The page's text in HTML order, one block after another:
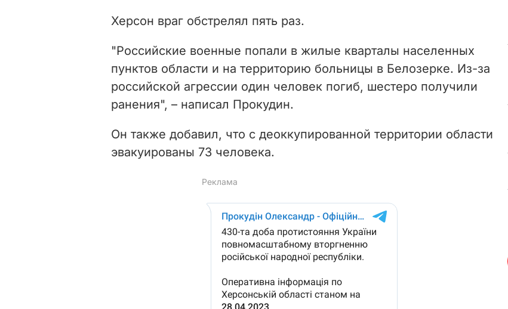
d
e
Херсон враг обстрелял пять раз.
"Российские военные попали в жилые кварталы населенных
пунктов области и на территорию больницы в Белозерке. Из-за
российской агрессии один человек погиб, шестеро получили
ранения", – написал Прокудин.
Он также добавил, что с деоккупированной территории области
эвакуированы 73 человека.